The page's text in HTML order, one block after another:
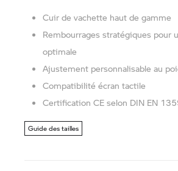
Cuir de vachette haut de gamme
Rembourrages stratégiques pour
optimale
Ajustement personnalisable au
Compatibilité écran tactile
Certification CE selon DIN EN
Guide des tailles